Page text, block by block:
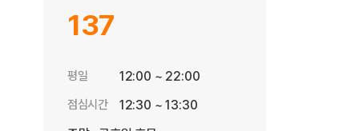
137
평일 12:00 ~ 22:00
점심시간
12:30 ~ 13:30